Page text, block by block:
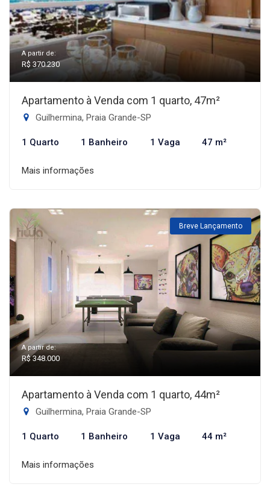
A partir de:
R$ 370.230
Apartamento à Venda com 1 quarto, 47m²
Guilhermina, Praia Grande-SP
1 Quarto 1 Banheiro 1 Vaga 47 m²
Mais informações
Breve Lançamento
A partir de:
R$ 348.000
Apartamento à Venda com 1 quarto, 44m²
Guilhermina, Praia Grande-SP
1 Quarto 1 Banheiro 1 Vaga 44 m²
Mais informações